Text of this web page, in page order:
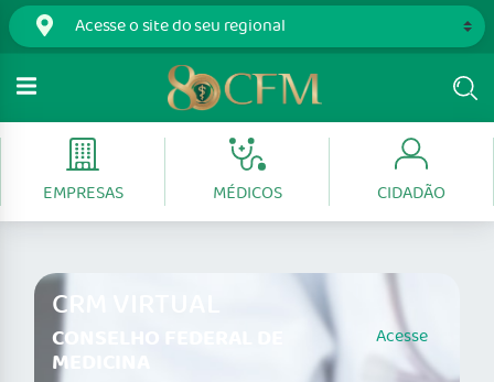
EMPRESAS MÉDICOS CIDADÃO
CRM VIRTUAL
CONSELHO FEDERAL DE
MEDICINA
Acesse